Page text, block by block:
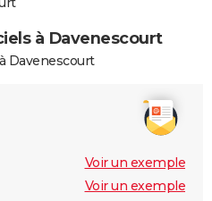
à Davenescourt
Davenescourt
Voir un exemple
Voir un exemple